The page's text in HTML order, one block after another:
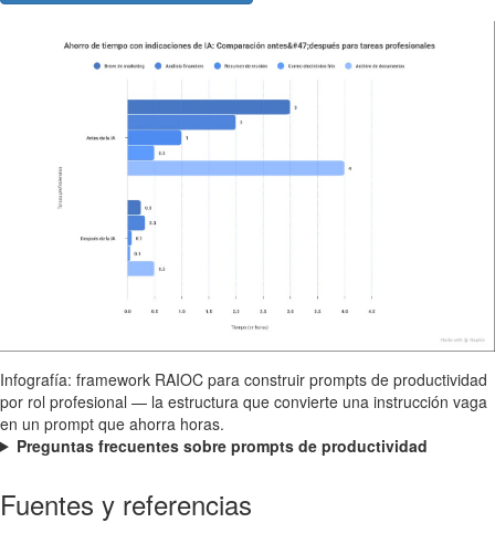
Infografía: framework RAIOC para construir prompts de productividad
por rol profesional — la estructura que convierte una instrucción vaga
en un prompt que ahorra horas.
Preguntas frecuentes sobre prompts de productividad
Fuentes y referencias